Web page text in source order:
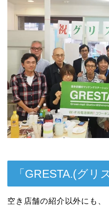
「GRESTA.(グリ
空き店舗の紹介以外にも